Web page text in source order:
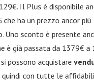
Il Plus è disponibile
ha un prezzo ancor più
Uno sconto è presente
è già passata da 1379€ a
possono acquistare
quindi con tutte le